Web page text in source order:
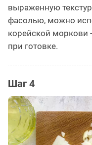
выраженную
фасолью, можно
корейской моркови
при готовке.
Шаг 4